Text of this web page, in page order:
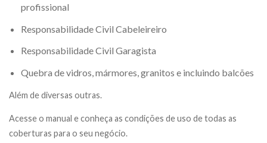
profissional
Responsabilidade Civil Cabeleireiro
Responsabilidade Civil Garagista
Quebra de vidros, mármores, granitos e incluindo balcões
Além de diversas outras.
Acesse o manual e conheça as condições de uso de todas as
coberturas para o seu negócio.